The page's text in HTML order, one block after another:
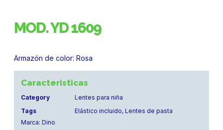
MOD. YD 1609
Armazón de color: Rosa
Caracteristicas
Category
Lentes para niña
Tags
Elástico incluido, Lentes de pasta
Marca: Dino